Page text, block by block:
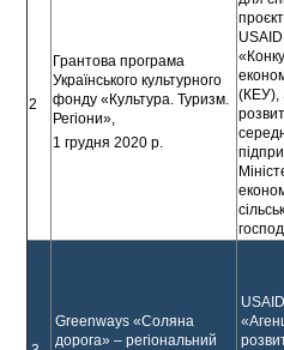
2
Грантова програма
Українського культурного
фонду «Культура. Туризм.
Регіони»,
1 грудня 2020 р.
USAID
(КЕУ),
Greenways «Соляна
дорога» – регіональний